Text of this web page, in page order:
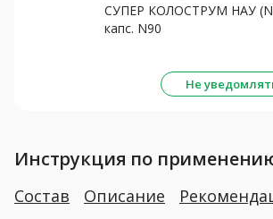
СУПЕР КОЛОСТРУМ НАУ
капс. N90
Не
Инструкция по
Состав Описание